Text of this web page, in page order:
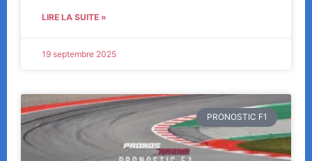
LIRE LA SUITE »
19 septembre 2025
PRONOSTIC F1